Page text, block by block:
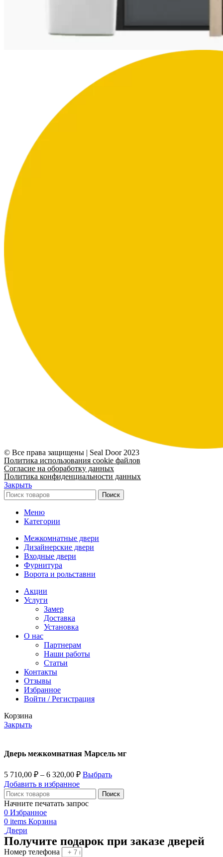
© Все права защищены | Seal Door 2023
Политика использования cookie файлов
Согласие на обоработку данных
Политика конфиденциальности данных
Закрыть
Поиск
Меню
Категории
Межкомнатные двери
Дизайнерские двери
Входные двери
Фурнитура
Ворота и рольставни
Акции
Услуги
Замер
Доставка
Установка
О нас
Партнерам
Наши работы
Статьи
Контакты
Отзывы
Избранное
Войти / Регистрация
Корзина
Закрыть
Дверь межкомнатная Марсель мг
5 710,00 ₽ – 6 320,00 ₽ Выбрать
Добавить в избранное
Поиск
Начните печатать запрос
0 Избранное
0 items Корзина
Двери
Получите подарок при заказе дверей
Номер телефона